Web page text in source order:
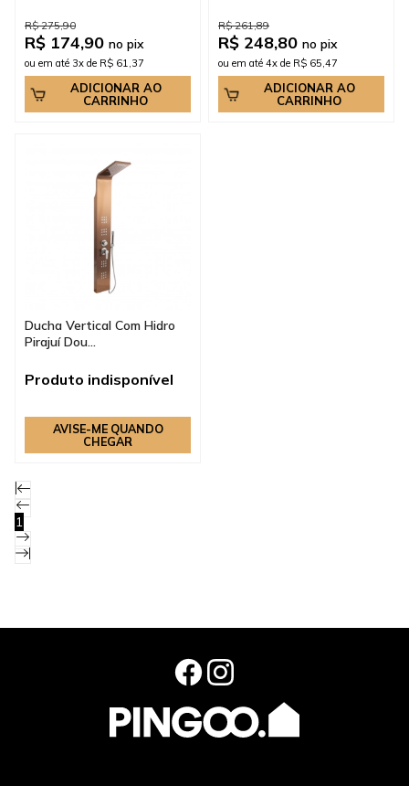
R$ 275,90
R$ 174,90 no pix
ou em até 3x de R$ 61,37
ADICIONAR AO
CARRINHO
R$ 261,89
R$ 248,80 no pix
ou em até 4x de R$ 65,47
ADICIONAR AO
CARRINHO
Ducha Vertical Com Hidro
Pirajuí Dou...
Produto indisponível
AVISE-ME QUANDO
CHEGAR
1